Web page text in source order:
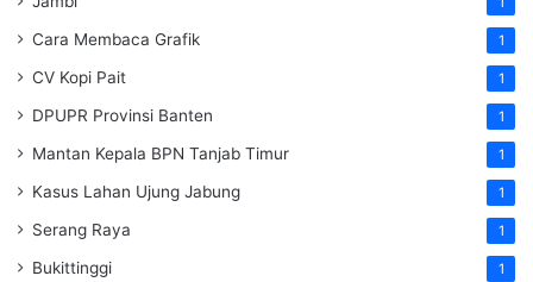
Cara Membaca Grafik 1
CV Kopi Pait 1
DPUPR Provinsi Banten 1
Mantan Kepala BPN Tanjab Timur 1
Kasus Lahan Ujung Jabung 1
Serang Raya 1
Bukittinggi 1